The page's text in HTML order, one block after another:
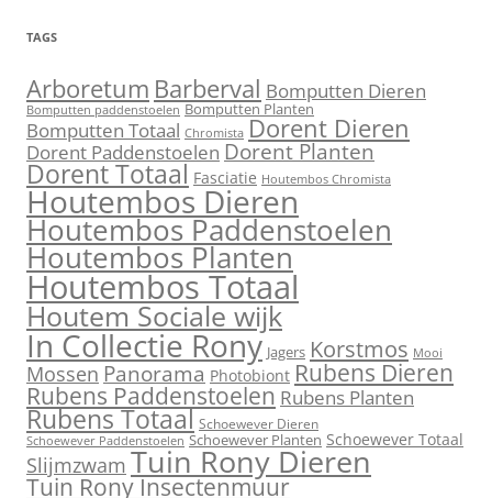
TAGS
Arboretum Barberval Bomputten Dieren
Bomputten paddenstoelen Bomputten Planten
Bomputten Totaal Chromista Dorent Dieren
Dorent Paddenstoelen Dorent Planten
Dorent Totaal Fasciatie Houtembos Chromista
Houtembos Dieren
Houtembos Paddenstoelen
Houtembos Planten
Houtembos Totaal
Houtem Sociale wijk
In Collectie Rony Jagers Korstmos Mooi
Mossen Panorama Photobiont Rubens Dieren
Rubens Paddenstoelen Rubens Planten
Rubens Totaal Schoewever Dieren
Schoewever Paddenstoelen Schoewever Planten Schoewever Totaal
Slijmzwam Tuin Rony Dieren
Tuin Rony Insectenmuur